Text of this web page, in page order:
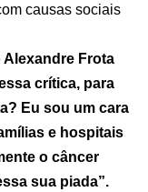
causas sociais
Alexandre Frota
crítica, para
Eu sou um cara
e hospitais
o câncer
sua piada”.